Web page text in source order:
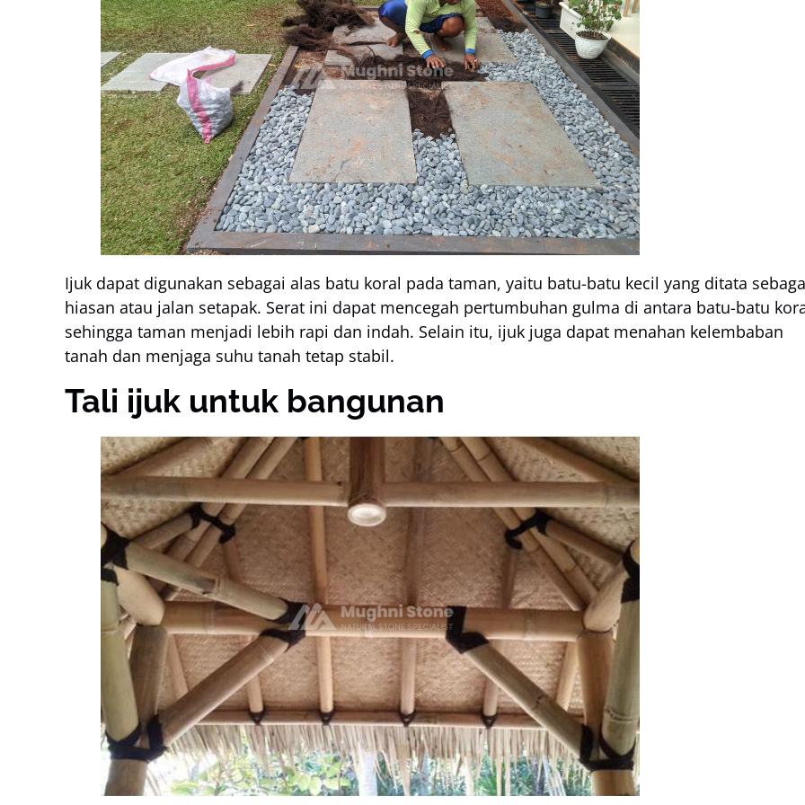
Ijuk dapat digunakan sebagai alas batu koral pada taman, yaitu batu-batu kecil yang ditata
hiasan atau jalan setapak. Serat ini dapat mencegah pertumbuhan gulma di antara batu-batu
sehingga taman menjadi lebih rapi dan indah. Selain itu, ijuk juga dapat menahan kelembaban
tanah dan menjaga suhu tanah tetap stabil.
Tali ijuk untuk bangunan